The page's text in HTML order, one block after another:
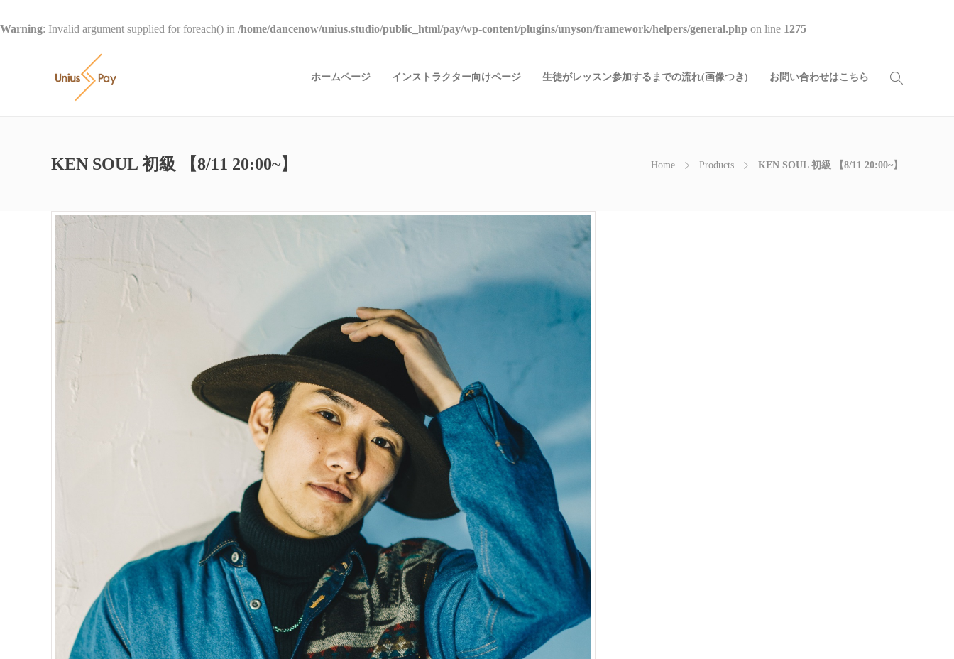
Warning: Invalid argument supplied for foreach() in /home/dancenow/unius.studio/public_html/pay/wp-content/plugins/unyson/framework/helpers/general.php on line 1275
ホームページ インストラクター向けページ 生徒がレッスン参加するまでの流れ(画像つき) お問い合わせはこちら
KEN SOUL 初級 【8/11 20:00~】 Home Products KEN SOUL 初級 【8/11 20:00~】